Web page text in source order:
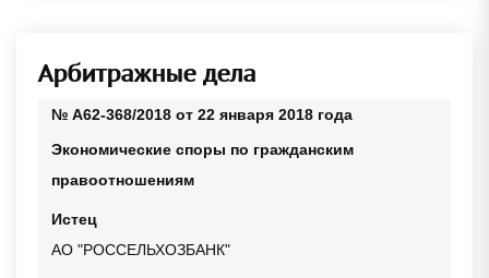
Арбитражные дела
№ А62-368/2018 от 22 января 2018 года
Экономические споры по гражданским
правоотношениям
Истец
АО "РОССЕЛЬХОЗБАНК"